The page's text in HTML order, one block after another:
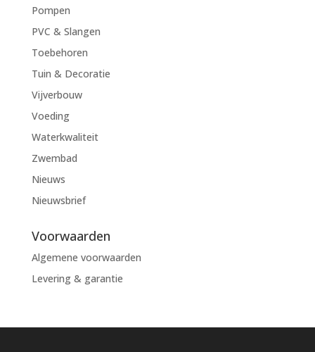
Pompen
PVC & Slangen
Toebehoren
Tuin & Decoratie
Vijverbouw
Voeding
Waterkwaliteit
Zwembad
Nieuws
Nieuwsbrief
Voorwaarden
Algemene voorwaarden
Levering & garantie